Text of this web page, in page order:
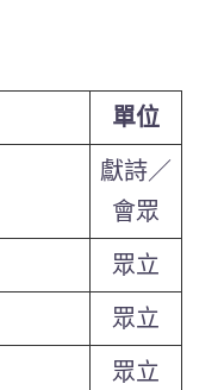
單位
獻詩／
會眾
眾立
眾立
眾立